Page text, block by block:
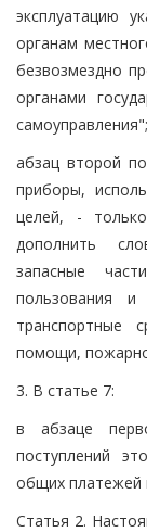
эксплуатацию
органам
безвозмездно
органами
самоуправления";
абзац второй
приборы,
целей, -
дополнить
запасные
пользования
транспортные
помощи,
3. В статье 7:
в абзаце
поступлений
общих платежей
Статья 2.